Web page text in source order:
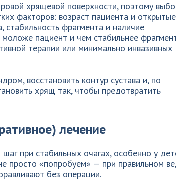
хрящевой поверхности, поэтому
факторов: возраст пациента и
стабильность фрагмента и наличие
пациент и чем стабильнее
терапии или минимально инвазивных
восстановить контур сустава и, по
хрящ так, чтобы предотвратить
лечение
при стабильных очагах, особенно у
просто «попробуем» — при правильном
без операции.